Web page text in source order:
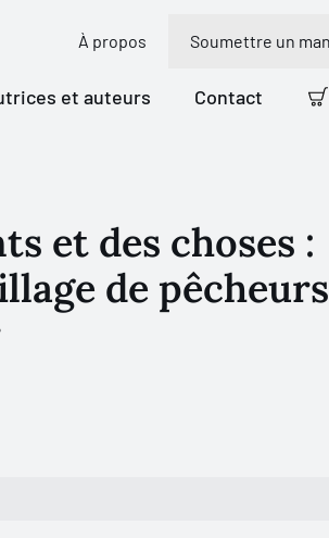
À propos Soumettre un
et auteurs Contact
et des choses :
de